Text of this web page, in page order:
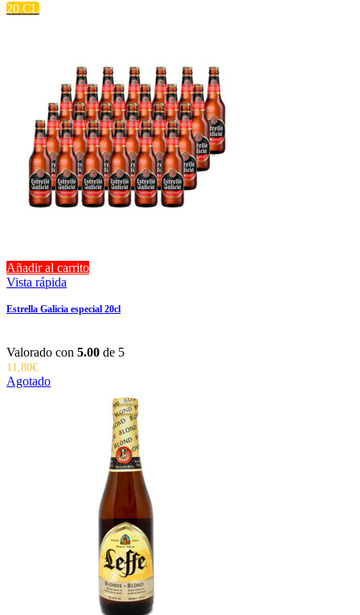
20 CL
Añadir al carrito
Vista rápida
Estrella Galicia especial 20cl
Valorado con 5.00 de 5
11,80€
Agotado